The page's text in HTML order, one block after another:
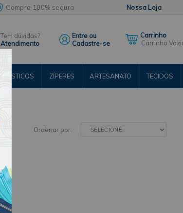
Compra 100% segura Nossa Loja
Tem dúvidas?
Atendimento
Entre ou
Cadastre-se
Carrinho
ELÁSTICOS ZÍPERES ARTESANATO TECIDOS
Ordenar por: